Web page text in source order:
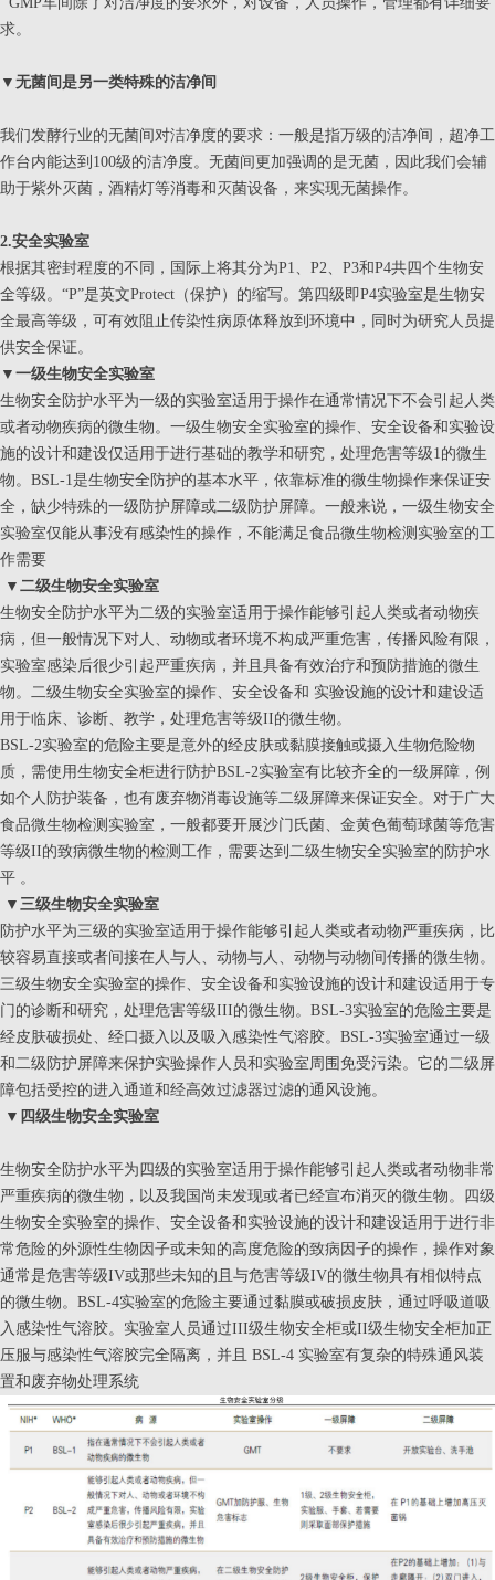
求。
▼ 无菌间是另一类特殊的洁净间
我们发酵行业的无菌间对洁净度的要求：一般是指万级的洁净间，超净工
作台内能达到100级的洁净度。无菌间更加强调的是无菌，因此我们会辅
助于紫外灭菌，酒精灯等消毒和灭菌设备，来实现无菌操作。
2.安全实验室
根据其密封程度的不同，国际上将其分为P1、P2、P3和P4共四个生物安
全等级。“P”是英文Protect（保护）的缩写。第四级即P4实验室是生物安
全最高等级，可有效阻止传染性病原体释放到环境中，同时为研究人员提
供安全保证。
▼ 一级生物安全实验室
生物安全防护水平为一级的实验室适用于操作在通常情况下不会引起人类
或者动物疾病的微生物。一级生物安全实验室的操作、安全设备和实验设
施的设计和建设仅适用于进行基础的教学和研究，处理危害等级1的微生
物。BSL-1是生物安全防护的基本水平，依靠标准的微生物操作来保证安
全，缺少特殊的一级防护屏障或二级防护屏障。一般来说，一级生物安全
实验室仅能从事没有感染性的操作，不能满足食品微生物检测实验室的工
作需要
▼ 二级生物安全实验室
生物安全防护水平为二级的实验室适用于操作能够引起人类或者动物疾
病，但一般情况下对人、动物或者环境不构成严重危害，传播风险有限，
实验室感染后很少引起严重疾病，并且具备有效治疗和预防措施的微生
物。二级生物安全实验室的操作、安全设备和 实验设施的设计和建设适
用于临床、诊断、教学，处理危害等级II的微生物。
BSL-2实验室的危险主要是意外的经皮肤或黏膜接触或摄入生物危险物
质，需使用生物安全柜进行防护BSL-2实验室有比较齐全的一级屏障，例
如个人防护装备，也有废弃物消毒设施等二级屏障来保证安全。对于广大
食品微生物检测实验室，一般都要开展沙门氏菌、金黄色葡萄球菌等危害
等级II的致病微生物的检测工作，需要达到二级生物安全实验室的防护水
平 。
▼ 三级生物安全实验室
防护水平为三级的实验室适用于操作能够引起人类或者动物严重疾病，比
较容易直接或者间接在人与人、动物与人、动物与动物间传播的微生物。
三级生物安全实验室的操作、安全设备和实验设施的设计和建设适用于专
门的诊断和研究，处理危害等级III的微生物。BSL-3实验室的危险主要是
经皮肤破损处、经口摄入以及吸入感染性气溶胶。BSL-3实验室通过一级
和二级防护屏障来保护实验操作人员和实验室周围免受污染。它的二级屏
障包括受控的进入通道和经高效过滤器过滤的通风设施。
▼ 四级生物安全实验室
生物安全防护水平为四级的实验室适用于操作能够引起人类或者动物非常
严重疾病的微生物，以及我国尚未发现或者已经宣布消灭的微生物。四级
生物安全实验室的操作、安全设备和实验设施的设计和建设适用于进行非
常危险的外源性生物因子或未知的高度危险的致病因子的操作，操作对象
通常是危害等级IV或那些未知的且与危害等级IV的微生物具有相似特点
的微生物。BSL-4实验室的危险主要通过黏膜或破损皮肤，通过呼吸道吸
入感染性气溶胶。实验室人员通过III级生物安全柜或II级生物安全柜加正
压服与感染性气溶胶完全隔离，并且 BSL-4 实验室有复杂的特殊通风装
置和废弃物处理系统